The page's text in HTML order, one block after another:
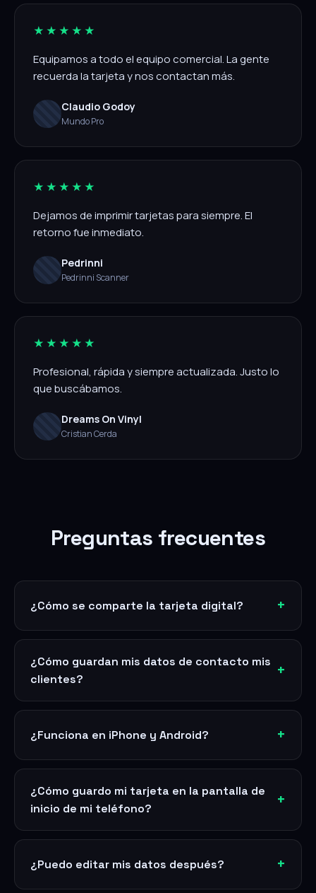
★★★★★
Equipamos a todo el equipo comercial. La gente
recuerda la tarjeta y nos contactan más.
Claudio Godoy
Mundo Pro
★★★★★
Dejamos de imprimir tarjetas para siempre. El
retorno fue inmediato.
Pedrinni
Pedrinni Scanner
★★★★★
Profesional, rápida y siempre actualizada. Justo lo
que buscábamos.
Dreams On Vinyl
Cristian Cerda
Preguntas frecuentes
¿Cómo se comparte la tarjeta digital?
¿Cómo guardan mis datos de contacto mis
clientes?
¿Funciona en iPhone y Android?
¿Cómo guardo mi tarjeta en la pantalla de
inicio de mi teléfono?
¿Puedo editar mis datos después?